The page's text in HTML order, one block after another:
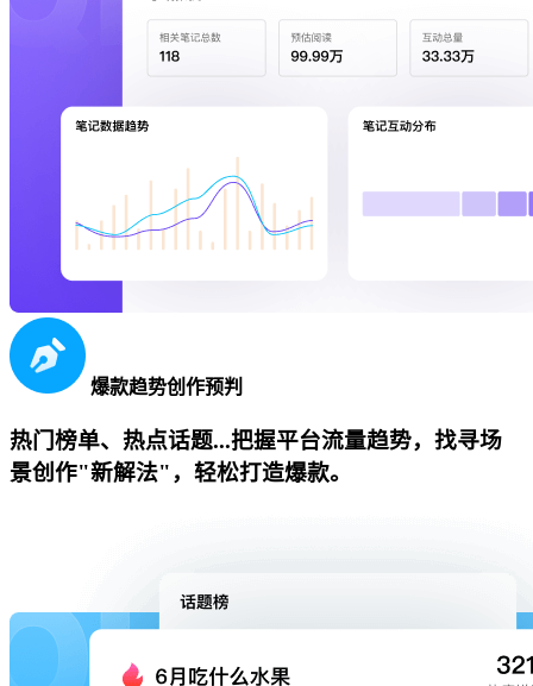
爆款趋势创作预判
热门榜单、热点话题...把握平台流量趋势，找寻场
景创作"新解法"，轻松打造爆款。